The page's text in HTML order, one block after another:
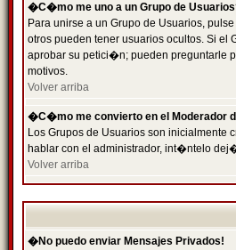
�C�mo me uno a un Grupo de
Para unirse a un Grupo de Usuarios,
otros pueden tener usuarios ocultos. Si
aprobar su petici�n; pueden preguntarle
motivos.
Volver arriba
�C�mo me convierto en el Moderador
Los Grupos de Usuarios son
hablar con el administrador, int�ntelo
Volver arriba
�No puedo enviar Mensajes Privados!